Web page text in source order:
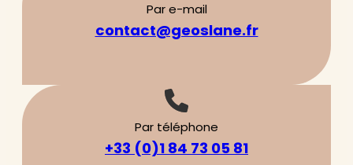
Par e-mail
contact@geoslane.fr
Par téléphone
+33 (0)1 84 73 05 81